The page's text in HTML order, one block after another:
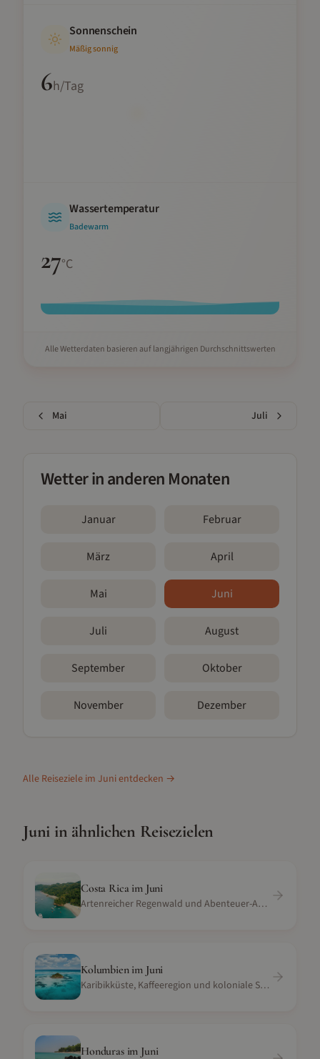
Sonnenschein
Mäßig sonnig
6h/Tag
Wassertemperatur
Badewarm
27°C
Alle Wetterdaten basieren auf langjährigen Durchschnittswerten
Mai Juli
Wetter in anderen Monaten
Januar Februar
März April
Mai Juni
Juli August
September Oktober
November Dezember
Alle Reiseziele im Junientdecken →
Juni in ähnlichen Reisezielen
Costa Rica im Juni
Artenreicher Regenwald und Abenteuer-Aktivitäten
Kolumbienim Juni
Karibikküste, Kaffeeregion und koloniale Städte
Hondurasim Juni